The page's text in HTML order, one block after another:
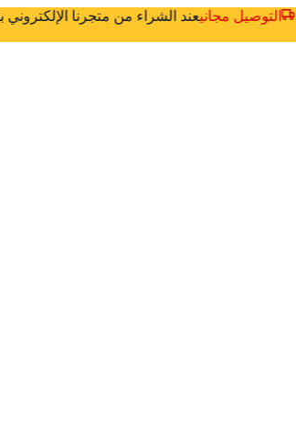
التوصيل مجانيعند الشراء من متجرنا